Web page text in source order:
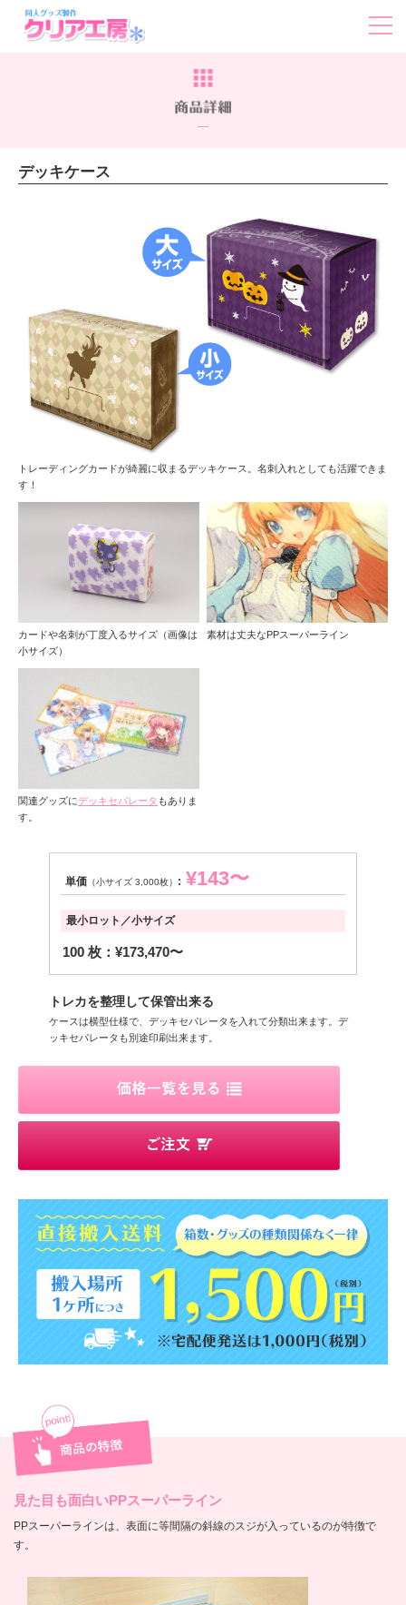
デッキケース
トレーディングカードが綺麗に収まるデッキケース。名刺入れとしても活躍できま
す！
カードや名刺が丁度入るサイズ（画像は
小サイズ）
素材は丈夫なPPスーパーライン
関連グッズにデッキセパレータ もありま
す。
トレカを整理して保管出来る
ケースは横型仕様で、デッキセパレータを入れて分類出来ます。デ
ッキセパレータも別途印刷出来ます。
単価 （小サイズ 3,000枚） : ¥143〜
最小ロット／小サイズ
100 枚：¥173,470〜
見た目も面白いPPスーパーライン
PPスーパーラインは、表面に等間隔の斜線のスジが入っているのが特徴で
す。